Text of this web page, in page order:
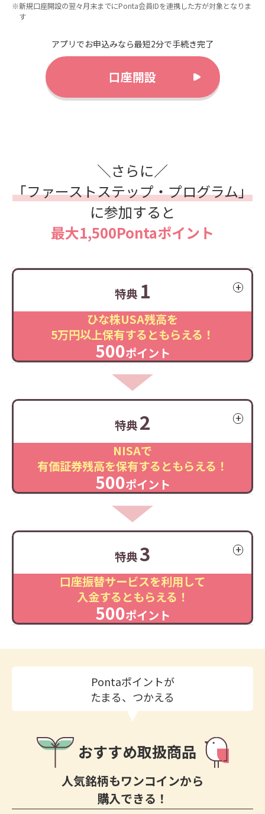
※新規口座開設の翌々月末までにPonta会員IDを連携した方が対象となりま
す
アプリでお申込みなら最短2分で手続き完了
口座開設
＼さらに／
「ファーストステップ・プログラム」
に参加すると
最大1,500Pontaポイント
特典 1
ひな株USA残高を
5万円以上保有するともらえる！
500ポイント
特典2
NISAで
有価証券残高を保有するともらえる！
500ポイント
特典3
口座振替サービスを利用して
入金するともらえる！
500ポイント
Pontaポイントが
たまる、つかえる
おすすめ取扱商品
人気銘柄もワンコインから
購入できる！